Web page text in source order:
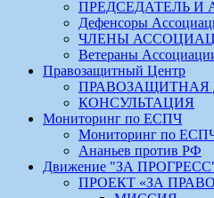
ПРЕДСЕДАТЕЛЬ И
Дефенсоры
ЧЛЕНЫ
Ветераны
Правозащитный Центр
ПРАВОЗАЩИТНАЯ
КОНСУЛЬТАЦИЯ
Мониторинг по ЕСПЧ
Мониторинг по
Ананьев против РФ
Движение "ЗА
ПРОЕКТ «ЗА